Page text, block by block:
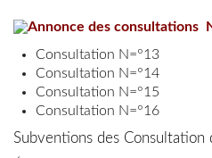
Annonce des consultations
Consultation N=°13
Consultation N=°14
Consultation N=°15
Consultation N=°16
Subventions des